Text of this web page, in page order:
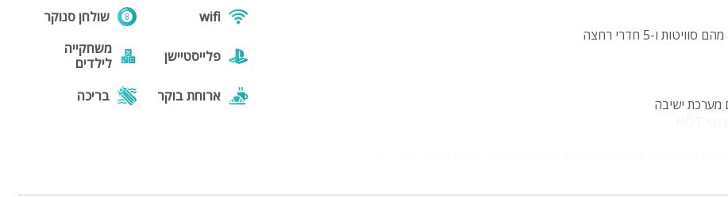
נוף
מערכת ישיבה
ישיבה נינוחה, טלוויזיה, סוני פלייסטיישן ושולחן פינג פונג
wifi שולחן סנוקר
פלייסטיישן
משחקייה
לילדים
ארוחת בוקר
בריכה